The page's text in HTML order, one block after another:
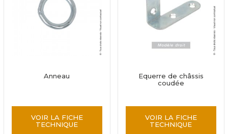
Anneau
VOIR LA FICHE
TECHNIQUE
Equerre de châssis
coudée
VOIR LA FICHE
TECHNIQUE